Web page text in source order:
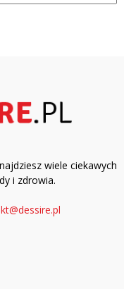
wiele ciekawych
i zdrowia.